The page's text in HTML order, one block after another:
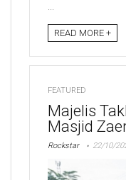
READ MORE +
FEATURED
Majelis
Masjid
Rockstar 22/10/